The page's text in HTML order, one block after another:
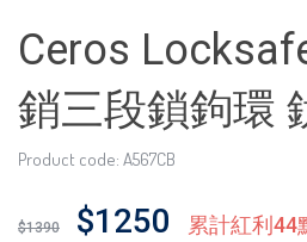
Ceros
銷三段鎖鉤環
Product code: A567CB
$1390 $1250 累計紅利44